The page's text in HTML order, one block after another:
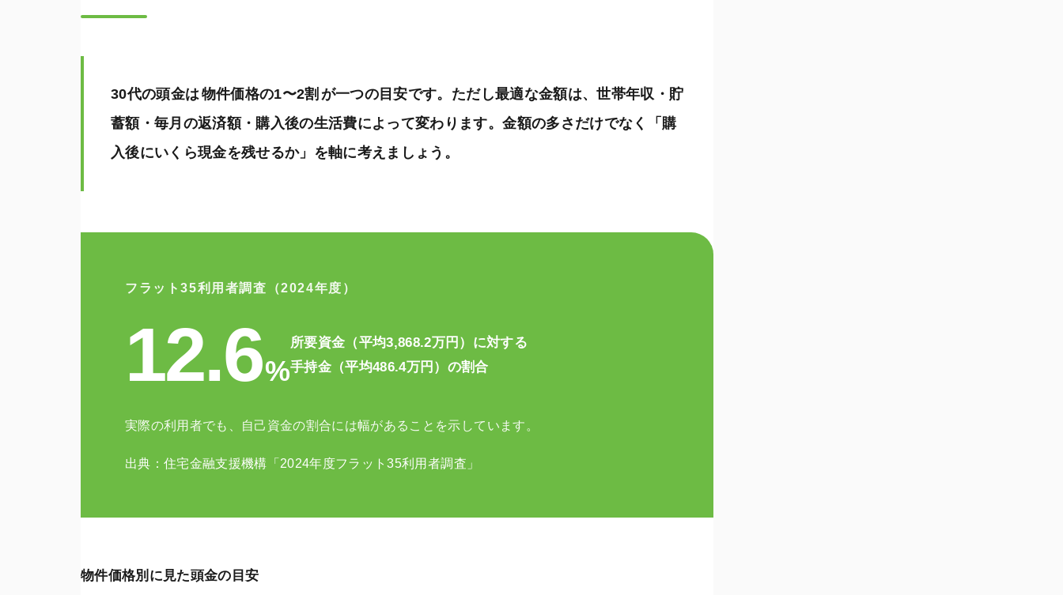
30代の頭金は物件価格の1〜2割 が一つの目安です。ただし最適な金額は、世帯年収・貯
蓄額・毎月の返済額・購入後の生活費によって変わります。金額の多さだけでなく「購
入後にいくら現金を残せるか」を軸に考えましょう。
フラット35利用者調査 （2024年度）
12.6%
所要資金（平均3,868.2万円 ） に対する
手持金（平均486.4万円 ）の割合
実際の利用者でも、自己資金の割合には幅があることを示しています。
出典：住宅金融支援機構「2024年度フラット35利用者調査」
物件価格別に見た頭金の目安